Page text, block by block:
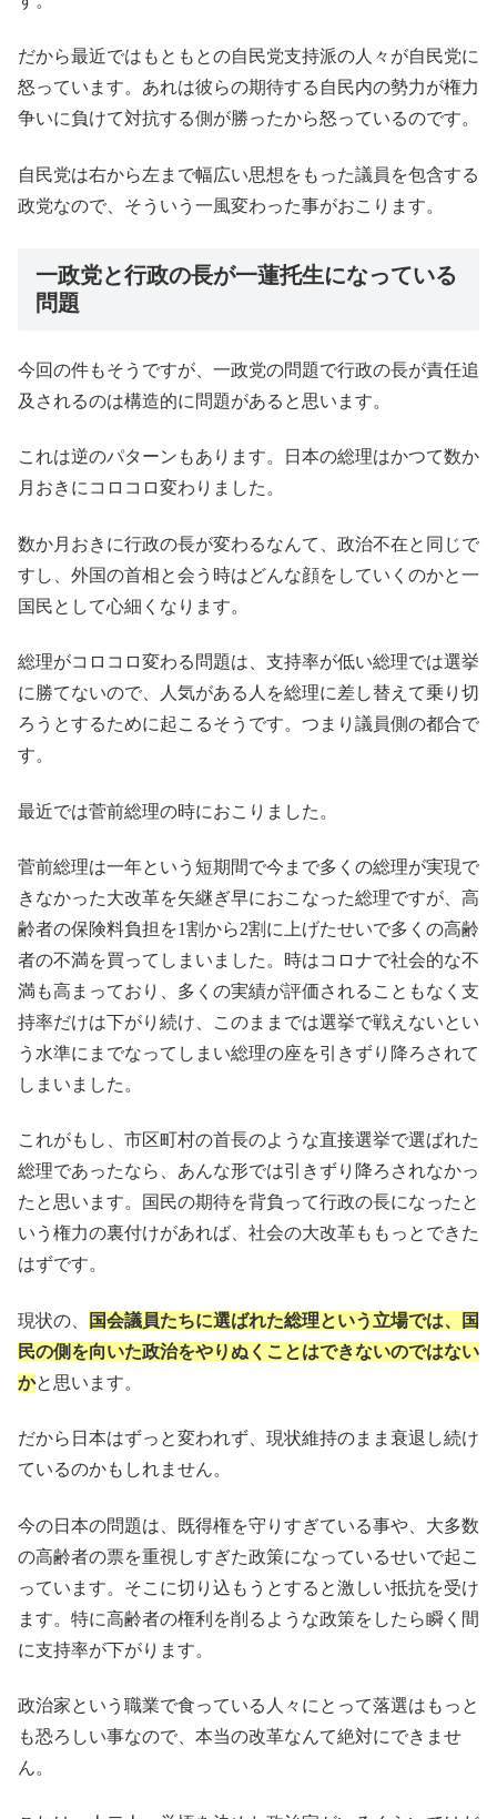
だから最近ではもともとの自民党支持派の人々が自民党に
怒っています。あれは彼らの期待する自民内の勢力が権力
争いに負けて対抗する側が勝ったから怒っているのです。
自民党は右から左まで幅広い思想をもった議員を包含する
政党なので、そういう一風変わった事がおこります。
一政党と行政の長が一蓮托生になっている
問題
今回の件もそうですが、一政党の問題で行政の長が責任追
及されるのは構造的に問題があると思います。
これは逆のパターンもあります。日本の総理はかつて数か
月おきにコロコロ変わりました。
数か月おきに行政の長が変わるなんて、政治不在と同じで
すし、外国の首相と会う時はどんな顔をしていくのかと一
国民として心細くなります。
総理がコロコロ変わる問題は、支持率が低い総理では選挙
に勝てないので、人気がある人を総理に差し替えて乗り切
ろうとするために起こるそうです。つまり議員側の都合で
す。
最近では菅前総理の時におこりました。
菅前総理は一年という短期間で今まで多くの総理が実現で
きなかった大改革を矢継ぎ早におこなった総理ですが、高
齢者の保険料負担を1割から2割に上げたせいで多くの高齢
者の不満を買ってしまいました。時はコロナで社会的な不
満も高まっており、多くの実績が評価されることもなく支
持率だけは下がり続け、このままでは選挙で戦えないとい
う水準にまでなってしまい総理の座を引きずり降ろされて
しまいました。
これがもし、市区町村の首長のような直接選挙で選ばれた
総理であったなら、あんな形では引きずり降ろされなかっ
たと思います。国民の期待を背負って行政の長になったと
いう権力の裏付けがあれば、社会の大改革ももっとできた
はずです。
現状の、
国会議員たちに選ばれた総理という立場では、国
民の側を向いた政治をやりぬくことはできないのではない
かと思います。
だから日本はずっと変われず、現状維持のまま衰退し続け
ているのかもしれません。
今の日本の問題は、既得権を守りすぎている事や、大多数
の高齢者の票を重視しすぎた政策になっているせいで起こ
っています。そこに切り込もうとすると激しい抵抗を受け
ます。特に高齢者の権利を削るような政策をしたら瞬く間
に支持率が下がります。
政治家という職業で食っている人々にとって落選はもっと
も恐ろしい事なので、本当の改革なんて絶対にできませ
ん。